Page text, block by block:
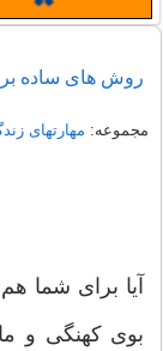
روش های ساده
مجموعه: مهارتهای
آیا برای شما
بوی کهنگی و